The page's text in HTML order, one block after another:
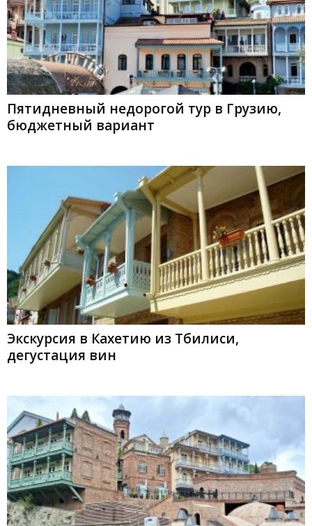
Пятидневный недорогой тур в Грузию,
бюджетный вариант
Экскурсия в Кахетию из Тбилиси,
дегустация вин